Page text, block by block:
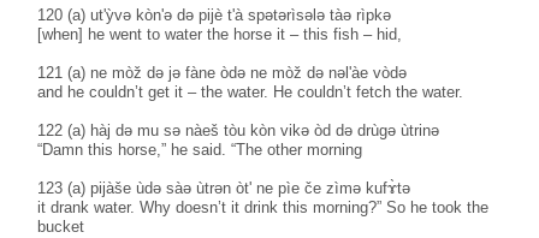
120 (a) ut'ỳvə kòn'ə də pijè t'à spətərìsələ tàə rìpkə
[when] he went to water the horse it – this fish – hid,
121 (a) ne mòž də jə fàne òdə ne mòž də nəl'àe vòdə
and he couldn’t get it – the water. He couldn’t fetch the water.
122 (a) hàj də mu sə nàeš tòu kòn vikə òd də drùgə ùtrinə
“Damn this horse,” he said. “The other morning
123 (a) pijàše ùdə sàə ùtrən òt' ne pìe če zìmə kufɤ̀tə
it drank water. Why doesn’t it drink this morning?” So he took the
bucket